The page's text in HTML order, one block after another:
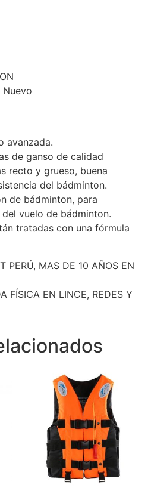
avanzada.
de ganso de calidad
recto y grueso, buena
del bádminton.
de bádminton, para
vuelo de bádminton.
tratadas con una fórmula
PERÚ, MAS DE 10 AÑOS EN
FÍSICA EN LINCE, REDES Y